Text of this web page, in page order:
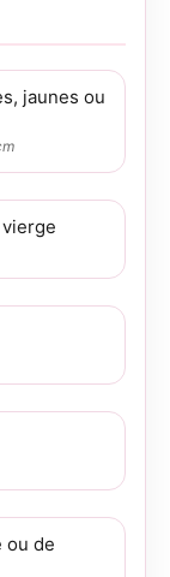
jaunes ou
ou de